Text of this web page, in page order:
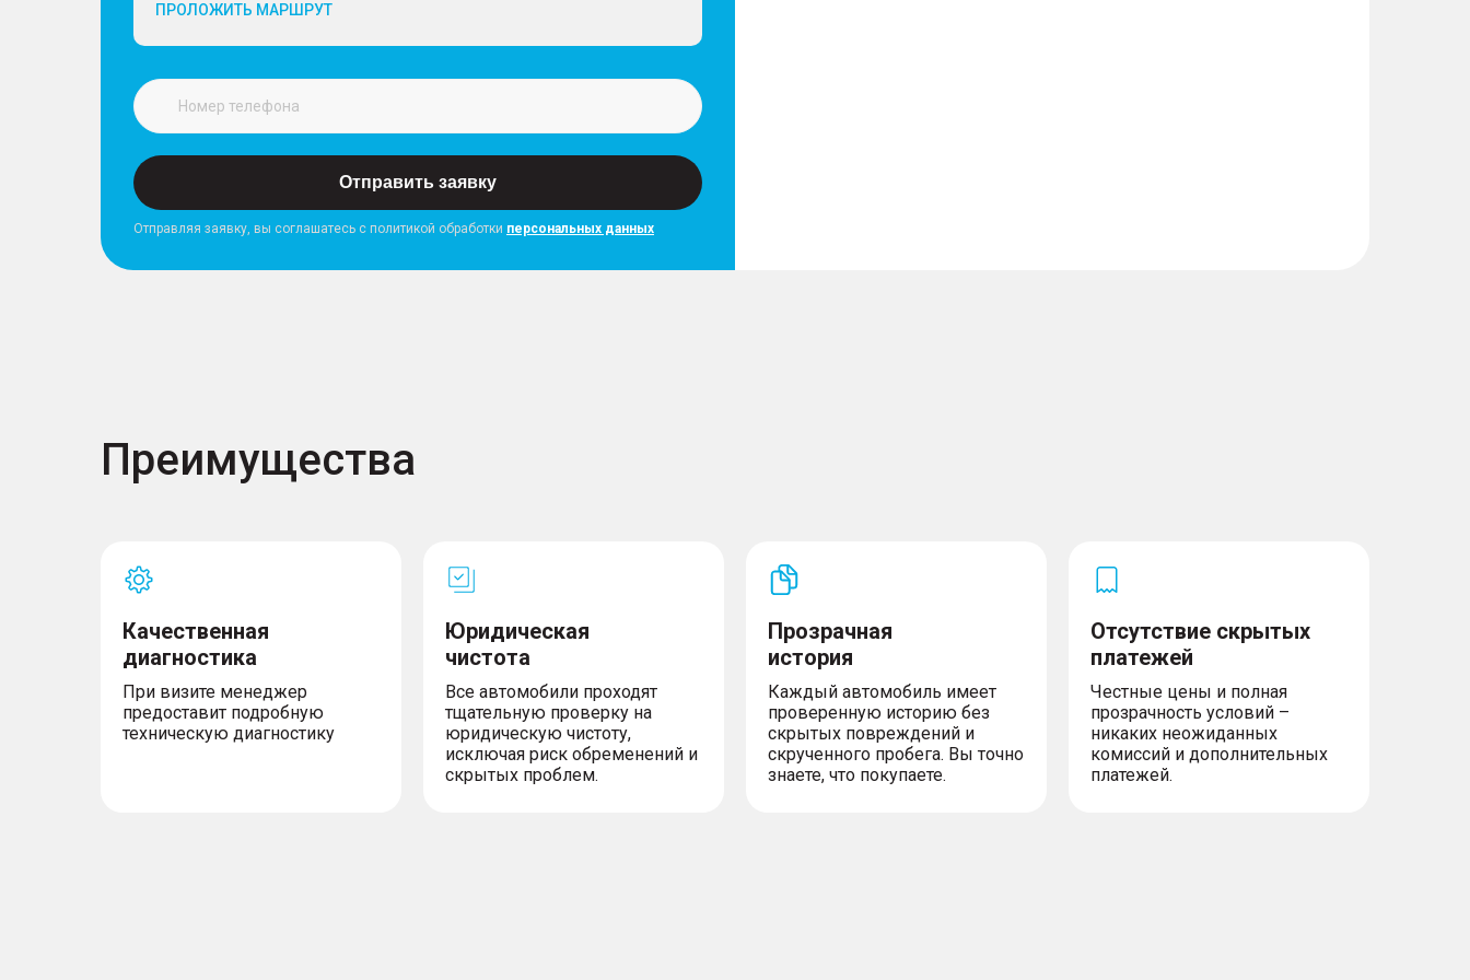
ПРОЛОЖИТЬ МАРШРУТ
Отправить заявку
Отправляя заявку, вы соглашатесь с политикой обработки персональных данных
Преимущества
Качественная
диагностика
При визите менеджер
предоставит подробную
техническую диагностику
Юридическая
чистота
Все автомобили проходят
тщательную проверку на
юридическую чистоту,
исключая риск обременений и
скрытых проблем.
Прозрачная
история
Каждый автомобиль имеет
проверенную историю без
скрытых повреждений и
скрученного пробега. Вы точно
знаете, что покупаете.
Отсутствие скрытых
платежей
Честные цены и полная
прозрачность условий –
никаких неожиданных
комиссий и дополнительных
платежей.